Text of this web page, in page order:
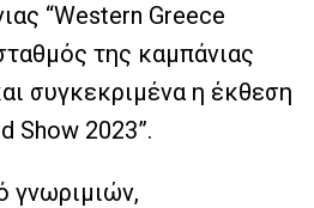
“Western Greece
της καμπάνιας
συγκεκριμένα η έκθεση
Show 2023”.
γνωριμιών,